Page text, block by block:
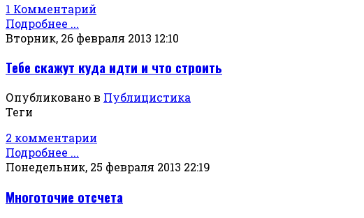
1 Комментарий
Подробнее ...
Вторник, 26 февраля 2013 12:10
Тебе скажут куда идти и что строить
Опубликовано в Публицистика
Теги
2 комментарии
Подробнее ...
Понедельник, 25 февраля 2013 22:19
Многоточие отсчета